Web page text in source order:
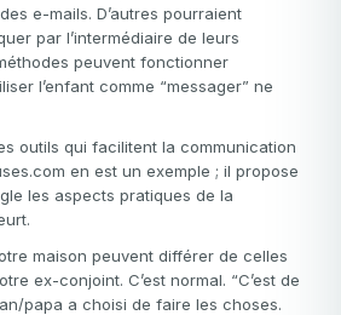
e-mails. D’autres pourraient
par l’intermédiaire de leurs
peuvent fonctionner
l’enfant comme “messager” ne
outils qui facilitent la communication
en est un exemple ; il propose
les aspects pratiques de la
maison peuvent différer de celles
ex-conjoint. C’est normal. “C’est de
papa a choisi de faire les choses.